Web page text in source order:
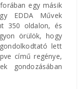
egy másik
EDDA Művek
350 oldalon, és
örülök, hogy
lett
című regénye,
gondozásában